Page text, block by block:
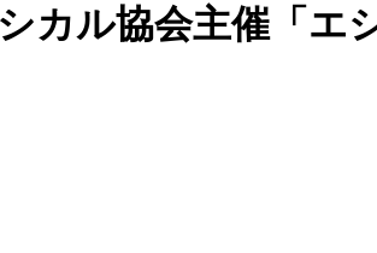
ル協会主催「エ